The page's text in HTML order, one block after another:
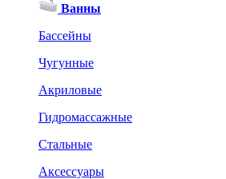
Ванны
Бассейны
Чугунные
Акриловые
Гидромассажные
Стальные
Аксессуары